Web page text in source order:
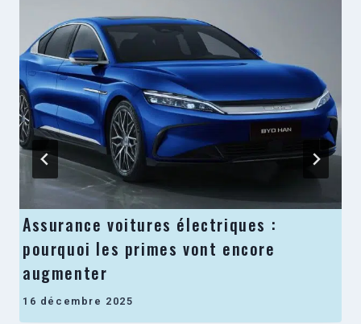
Assurance voitures électriques :
pourquoi les primes vont encore
augmenter
16 décembre 2025